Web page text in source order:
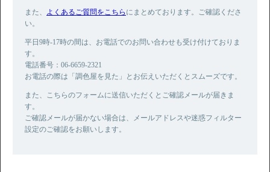
また、 よくあるご質問をこちら にまとめております。ご確認くださ
い。
平日9時-17時の間は、お電話でのお問い合わせも受け付けておりま
す。
電話番号：06-6659-2321
お電話の際は「調色屋を見た」とお伝えいただくとスムーズです。
また、こちらのフォームに送信いただくとご確認メールが届きま
す。
ご確認メールが届かない場合は、メールアドレスや迷惑フィルター
設定のご確認をお願いします。